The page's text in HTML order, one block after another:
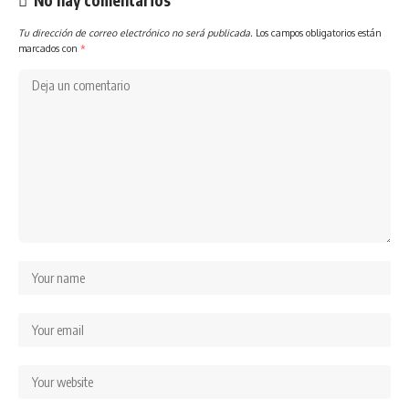
Tu dirección de correo electrónico no será publicada. Los campos obligatorios están
marcados con *